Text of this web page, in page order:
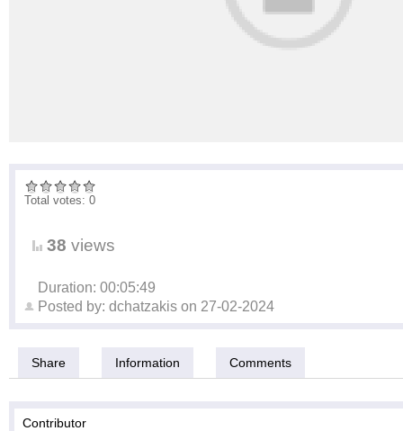
Total votes: 0
38 views
Duration: 00:05:49
Posted by: dchatzakis on 27-02-2024
Share Information Comments
Contributor